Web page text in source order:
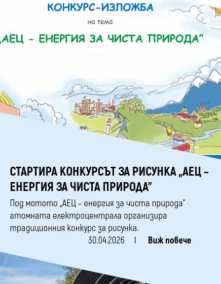
СТАРТИРА КОНКУРСЪТ ЗА РИСУНКА „АЕЦ –
ЕНЕРГИЯ ЗА ЧИСТА ПРИРОДА”
Под мотото „АЕЦ – енергия за чиста природа”
атомната електроцентрала организира
традиционния конкурс за рисунка.
30.04.2026
Виж повече